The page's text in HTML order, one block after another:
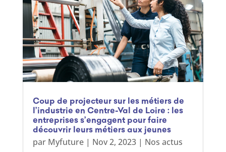
Coup de projecteur sur les métiers de
l’industrie en Centre-Val de Loire : les
entreprises s’engagent pour faire
découvrir leurs métiers aux jeunes
par Myfuture| Nov 2, 2023| Nos actus